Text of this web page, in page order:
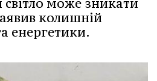
може зникати
колишній
енергетики.